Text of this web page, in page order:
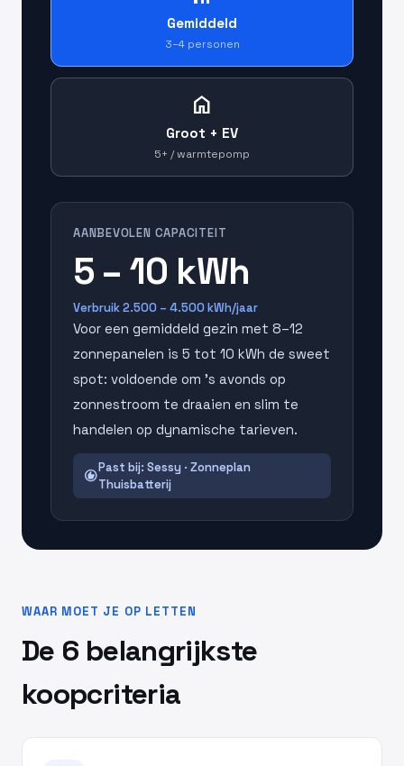
Gemiddeld
3–4 personen
home
Groot + EV
5+ / warmtepomp
AANBEVOLEN CAPACITEIT
5 – 10 kWh
Verbruik 2.500 – 4.500 kWh/jaar
Voor een gemiddeld gezin met 8–12
zonnepanelen is 5 tot 10 kWh de sweet
spot: voldoende om 's avonds op
zonnestroom te draaien en slim te
handelen op dynamische tarieven.
recommendPast bij: Sessy · Zonneplan
Thuisbatterij
WAAR MOET JE OP LETTEN
De 6 belangrijkste
koopcriteria